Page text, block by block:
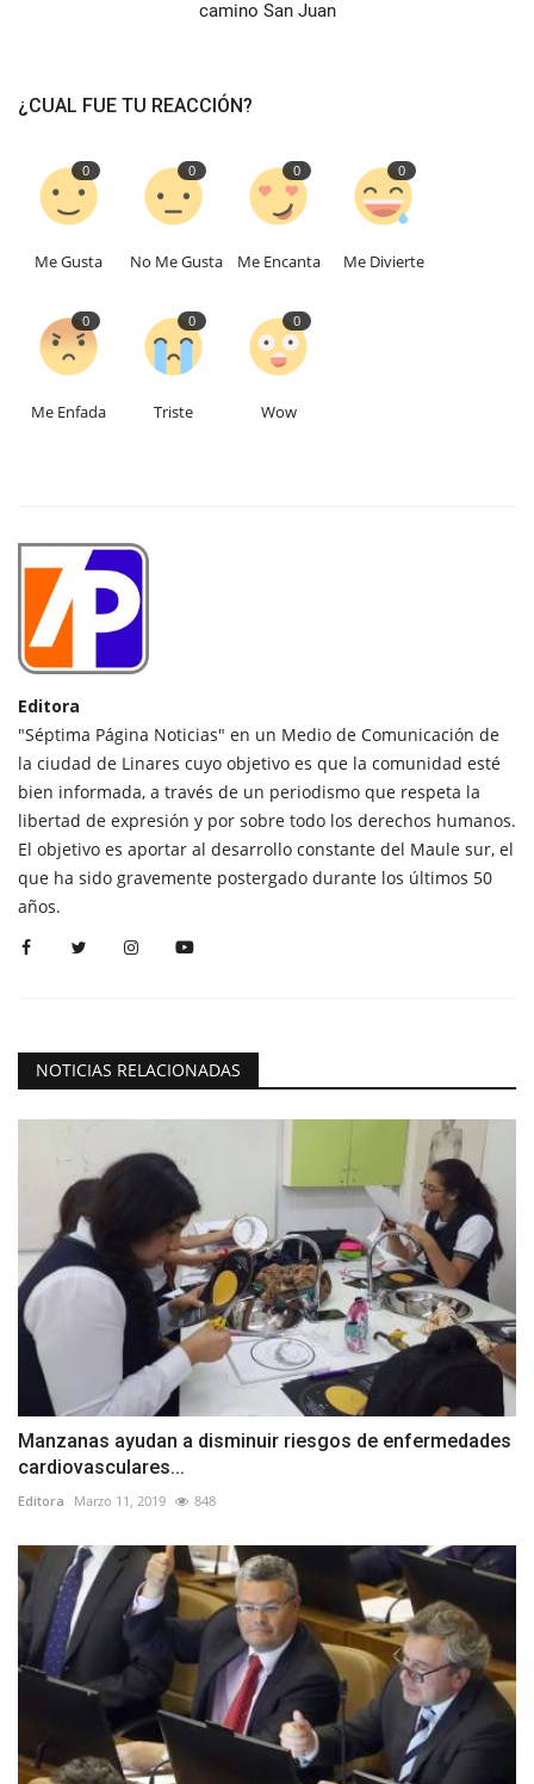
camino San Juan
¿CUAL FUE TU REACCIÓN?
0
Me Gusta
0
No Me Gusta
0
Me Encanta
0
Me Divierte
0
Me Enfada
0
Triste
0
Wow
Editora
"Séptima Página Noticias" en un Medio de Comunicación de
la ciudad de Linares cuyo objetivo es que la comunidad esté
bien informada, a través de un periodismo que respeta la
libertad de expresión y por sobre todo los derechos humanos.
El objetivo es aportar al desarrollo constante del Maule sur, el
que ha sido gravemente postergado durante los últimos 50
años.
NOTICIAS RELACIONADAS
Manzanas ayudan a disminuir riesgos de enfermedades
cardiovasculares...
Editora Marzo 11, 2019 848